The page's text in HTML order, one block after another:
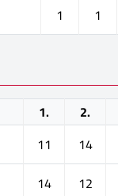
1 1
1. 2.
11 14
14 12